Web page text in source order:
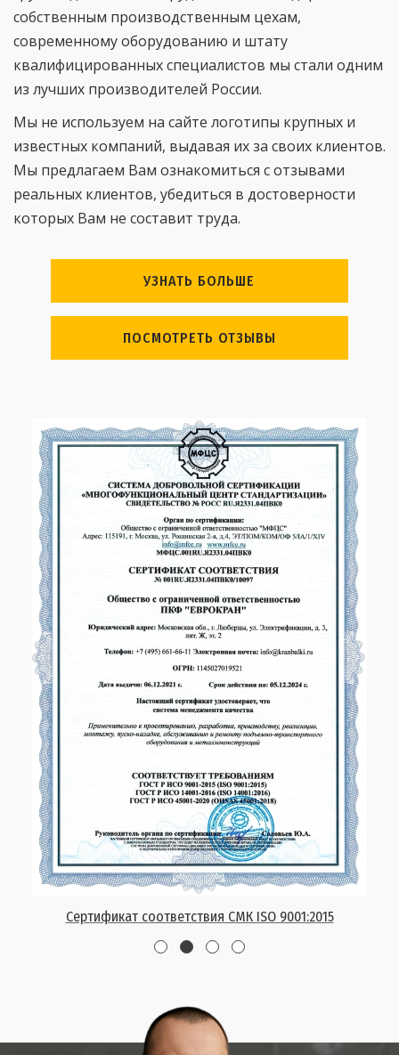
собственным производственным цехам,
современному оборудованию и штату
квалифицированных специалистов мы стали одним
из лучших производителей России.
Мы не используем на сайте логотипы крупных и
известных компаний, выдавая их за своих клиентов.
Мы предлагаем Вам ознакомиться с отзывами
реальных клиентов, убедиться в достоверности
которых Вам не составит труда.
УЗНАТЬ БОЛЬШЕ
ПОСМОТРЕТЬ ОТЗЫВЫ
Сертификат соответствия СМК ISO 9001:2015